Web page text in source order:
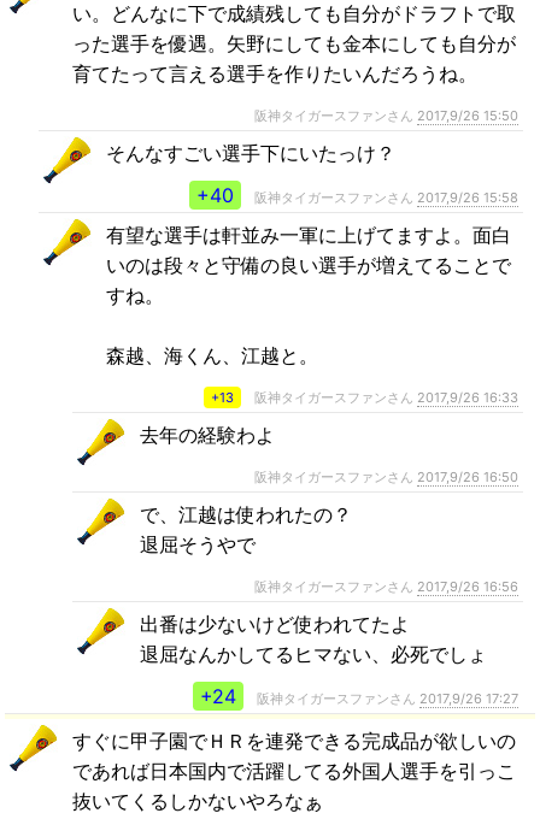
い。どんなに下で成績残しても自分がドラフトで取
った選手を優遇。矢野にしても金本にしても自分が
育てたって言える選手を作りたいんだろうね。
阪神タイガースファンさん 2017,9/26 15:50
そんなすごい選手下にいたっけ？
+40
阪神タイガースファンさん 2017,9/26 15:58
有望な選手は軒並み一軍に上げてますよ。面白
いのは段々と守備の良い選手が増えてることで
すね。
森越、海くん、江越と。
+13 阪神タイガースファンさん 2017,9/26 16:33
去年の経験わよ
阪神タイガースファンさん 2017,9/26 16:50
で、江越は使われたの？
退屈そうやで
阪神タイガースファンさん 2017,9/26 16:56
出番は少ないけど使われてたよ
退屈なんかしてるヒマない、必死でしょ
+24
阪神タイガースファンさん 2017,9/26 17:27
すぐに甲子園でＨＲを連発できる完成品が欲しいの
であれば日本国内で活躍してる外国人選手を引っこ
抜いてくるしかないやろなぁ